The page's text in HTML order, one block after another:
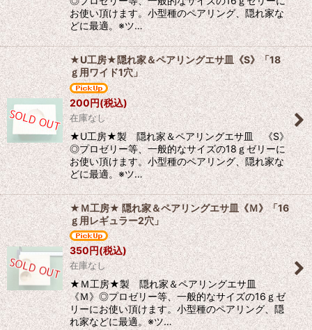
お使い頂けます。小型種のペアリング、隠れ家な
どに最適。※ツ…
★U工房★隠れ家＆ペアリングエサ皿《S》「18
ｇ用ワイド1穴」
200円(税込)
在庫なし
★U工房★製 隠れ家＆ペアリングエサ皿 《S》
◎プロゼリー等、一般的なサイズの18ｇゼリーに
お使い頂けます。小型種のペアリング、隠れ家な
どに最適。※ツ…
★Ｍ工房★ 隠れ家＆ペアリングエサ皿《Ｍ》「16
ｇ用レギュラー2穴」
350円(税込)
在庫なし
★Ｍ工房★製 隠れ家＆ペアリングエサ皿
《Ｍ》◎プロゼリー等、一般的なサイズの16ｇゼ
リーにお使い頂けます。小型種のペアリング、隠
れ家などに最適。※ツ…